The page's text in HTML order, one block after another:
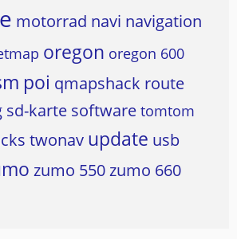
motorrad navi navigation
oregon oregon 600
poi qmapshack route
sd-karte software tomtom
twonav update usb
zumo 550zumo 660